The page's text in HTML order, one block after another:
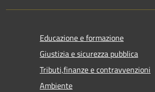
Educazione e formazione
Giustizia e sicurezza pubblica
Tributi,finanze e contravvenzioni
Ambiente